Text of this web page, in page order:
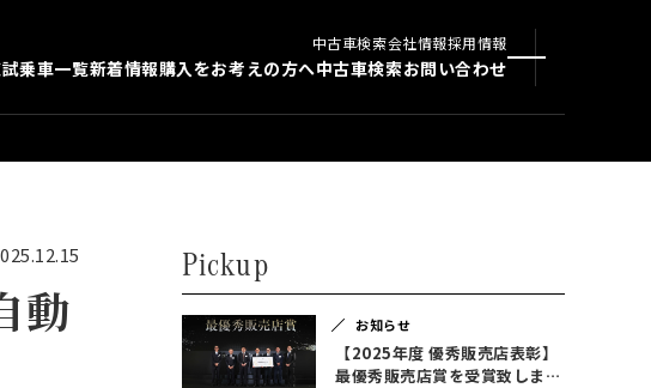
中古車検索会社情報採用情報
試乗車一覧新着情報購入をお考えの方へ中古車検索お問い合わせ
動
Pickup
お知らせ
【2025年度 優秀販売店表彰】
最優秀販売店賞を受賞致しまし